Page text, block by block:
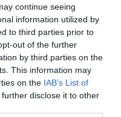
continue seeing
information utilized by
to third parties prior to
out of the further
by third parties on the
This information may
on the IAB’s List of
disclose it to other